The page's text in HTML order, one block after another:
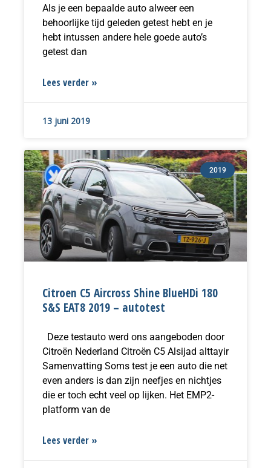
Als je een bepaalde auto alweer een
behoorlijke tijd geleden getest hebt en je
hebt intussen andere hele goede auto’s
getest dan
Lees verder »
13 juni 2019
2019
Citroen C5 Aircross Shine BlueHDi 180
S&S EAT8 2019 – autotest
Deze testauto werd ons aangeboden door
Citroën Nederland Citroën C5 Alsijad alttayir
Samenvatting Soms test je een auto die net
even anders is dan zijn neefjes en nichtjes
die er toch echt veel op lijken. Het EMP2-
platform van de
Lees verder »